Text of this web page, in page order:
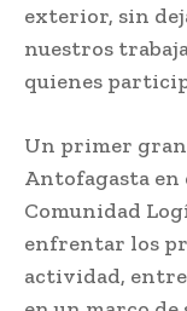
exterior, sin
nuestros
quienes
Un primer
Antofagasta en
Comunidad
enfrentar los
actividad,